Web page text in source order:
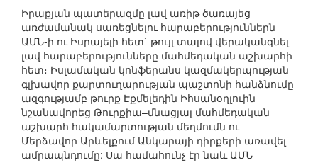
Իրաքյան պատերազմը լավ առիթ ծառայեց
առժամանակ սառեցնելու հարաբերություններն
ԱՄՆ-ի ու Իսրայելի հետ` թույլ տալով վերականգնել
լավ հարաբերությունները մահմեդական աշխարհի
հետ։ Իսլամական կոնֆերանս կազմակերպության
գլխավոր քարտուղարության պաշտոնի հանձնումը
ազգությամբ թուրք Էքմելեդին Իհսանօղլուին
նշանավորեց Թուրքիա–մնացյալ մահմեդական
աշխարհ հակամարտության մեղմումն ու
Մերձավոր Արևելքում Անկարայի դիրքերի առավել
ամրապնդումը: Սա համահունչ էր նաև ԱՄՆ